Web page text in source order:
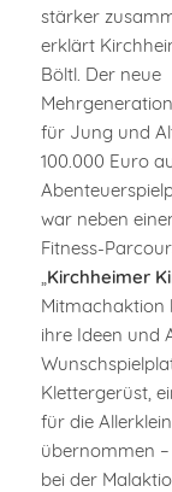
stärker
erklärt
Böltl. Der neue
für Jung und
100.000 Euro
war neben
Fitness-
Kirchheimer
Mitmachaktion
ihre Ideen und
Klettergerüst,
für die
übernommen
bei der